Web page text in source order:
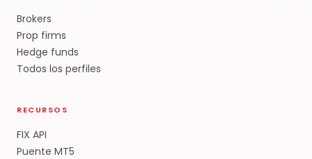
Brokers
Prop firms
Hedge funds
Todos los perfiles
RECURSOS
FIX API
Puente MT5